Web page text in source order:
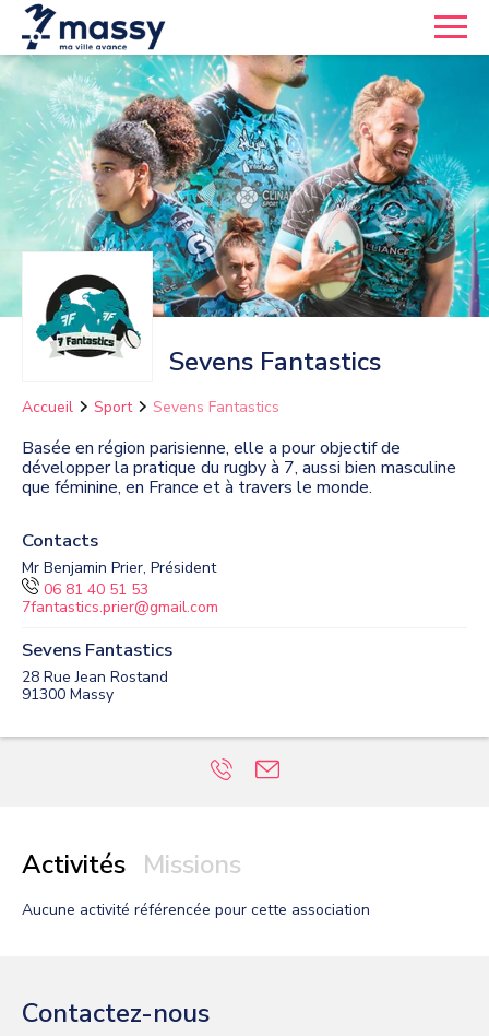
Sevens Fantastics
Accueil Sport Sevens Fantastics
Basée en région parisienne, elle a pour objectif de
développer la pratique du rugby à 7, aussi bien masculine
que féminine, en France et à travers le monde.
Contacts
Mr Benjamin Prier, Président
06 81 40 51 53
7fantastics.prier@gmail.com
Sevens Fantastics
28 Rue Jean Rostand
91300 Massy
Activités Missions
Aucune activité référencée pour cette association
Contactez-nous